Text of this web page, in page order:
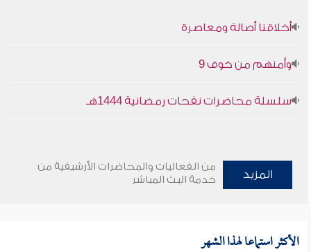
أخلاقنا أصالة ومعاصرة
وأمنهم من خوف 9
سلسلة محاضرات نفحات رمضانية 1444هـ
المزيد
من الفعاليات والمحاضرات الأرشيفية من
خدمة البث المباشر
الأكثر استماعا لهذا الشهر